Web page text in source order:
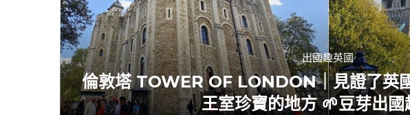
出國趣英國
倫敦塔 TOWER OF LONDON｜見證了英
王室珍寶的地方 🌱豆芽出國